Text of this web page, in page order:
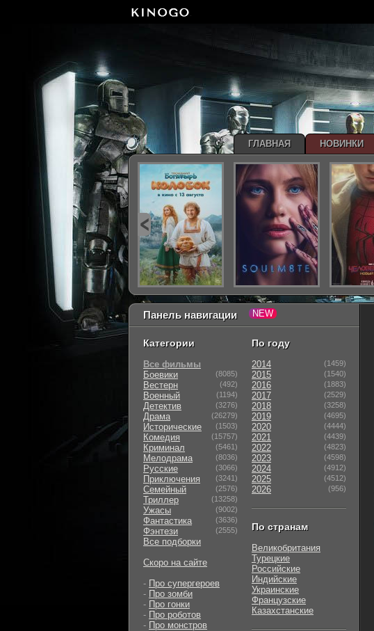
Панель навигации
Категории
Все фильмы
Боевики
(8085)
Вестерн (492)
Военный (1194)
Детектив (3276)
Драма (26279)
Исторические (1503)
Комедия (15757)
Криминал (5461)
Мелодрама (8036)
Русские (3066)
Приключения (3241)
Семейный (2576)
Триллер (13258)
Ужасы (9002)
Фантастика (3636)
Фэнтези (2555)
Все подборки
Скоро на сайте
- Про супергероев
- Про зомби
- Про гонки
- Про роботов
- Про монстров
По году
2014 (1459)
2015 (1540)
2016 (1883)
2017 (2529)
2018 (3258)
2019 (4695)
2020 (4444)
2021 (4439)
2022 (4823)
2023 (4598)
2024 (4912)
2025 (4512)
2026 (956)
По странам
Великобритания
Турецкие
Российские
Индийские
Украинские
Французские
Казахстанские
ГЛАВНАЯ НОВИНКИ